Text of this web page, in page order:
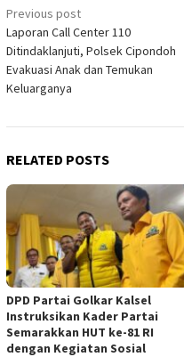
Post
navigation
Previous post
Laporan Call Center 110
Ditindaklanjuti, Polsek Cipondoh
Evakuasi Anak dan Temukan
Keluarganya
RELATED POSTS
DPD Partai Golkar Kalsel
Instruksikan Kader Partai
Semarakkan HUT ke-81 RI
dengan Kegiatan Sosial